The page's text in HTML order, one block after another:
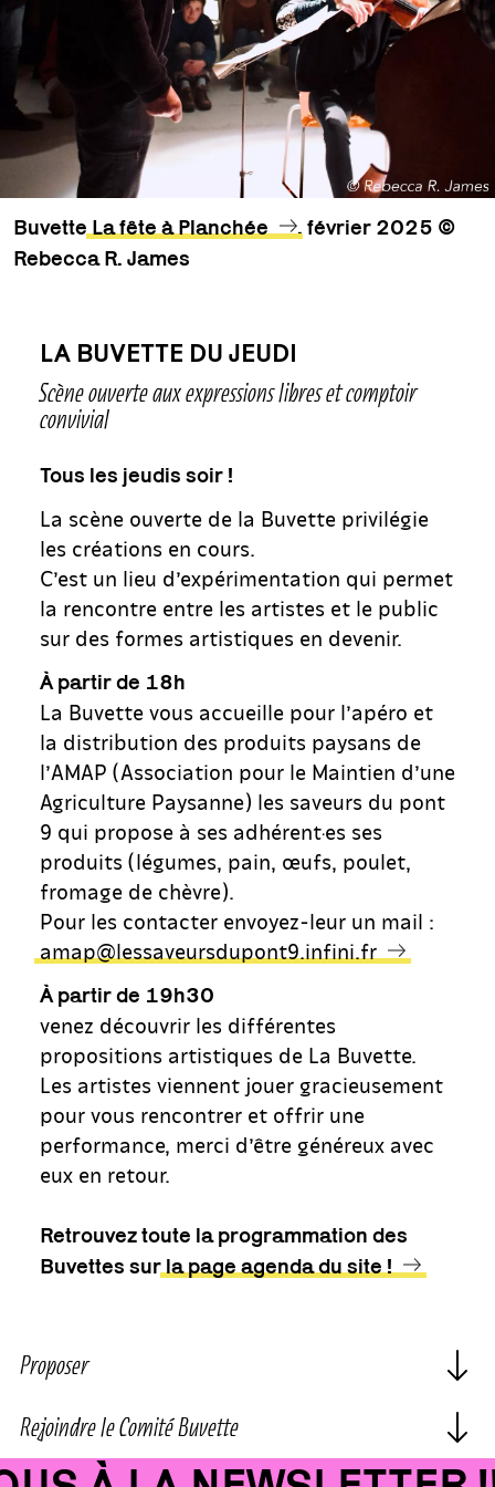
Buvette La fête à Planchée
, février 2025 ©
Rebecca R. James
LA BUVETTE DU JEUDI
Scène ouverte aux expressions libres et comptoir
convivial
Tous les jeudis soir !
La scène ouverte de la Buvette privilégie
les créations en cours.
C’est un lieu d’expérimentation qui permet
la rencontre entre les artistes et le public
sur des formes artistiques en devenir.
À partir de 18h
La Buvette vous accueille pour l’apéro et
la distribution des produits paysans de
l’AMAP (Association pour le Maintien d’une
Agriculture Paysanne) les saveurs du pont
9 qui propose à ses adhérent·es ses
produits (légumes, pain, œufs, poulet,
fromage de chèvre).
Pour les contacter envoyez-leur un mail :
amap@lessaveursdupont9.infini.fr
À partir de 19h30
venez découvrir les différentes
propositions artistiques de La Buvette.
Les artistes viennent jouer gracieusement
pour vous rencontrer et offrir une
performance, merci d’être généreux avec
eux en retour.
Retrouvez toute la programmation des
Buvettes sur la page agenda du site !
Proposer
Rejoindre le Comité Buvette